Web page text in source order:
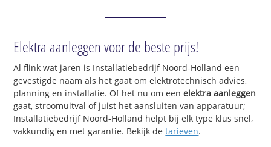
Elektra aanleggen voor de beste prijs!
Al flink wat jaren is Installatiebedrijf Noord-Holland een
gevestigde naam als het gaat om elektrotechnisch advies,
planning en installatie. Of het nu om eenelektra aanleggen
gaat, stroomuitval of juist het aansluiten van apparatuur;
Installatiebedrijf Noord-Holland helpt bij elk type klus snel,
vakkundig en met garantie. Bekijk detarieven.